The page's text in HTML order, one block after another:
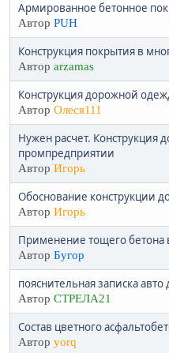
Армированное бетонное
Автор PUH
Конструкция покрытия в
Автор arzamas
Конструкция дорожной
Автор Олеся111
Нужен расчет. Конструкция
промпредприятии
Автор Игорь
Обоснование конструкции
Автор Игорь
Применение тощего бетона
Автор Бугор
пояснительная записка авто
Автор СТРЕЛА21
Состав цветного
Автор yorq